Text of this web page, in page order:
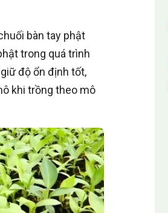
bàn tay phật
trong quá trình
độ ổn định tốt,
khi trồng theo mô